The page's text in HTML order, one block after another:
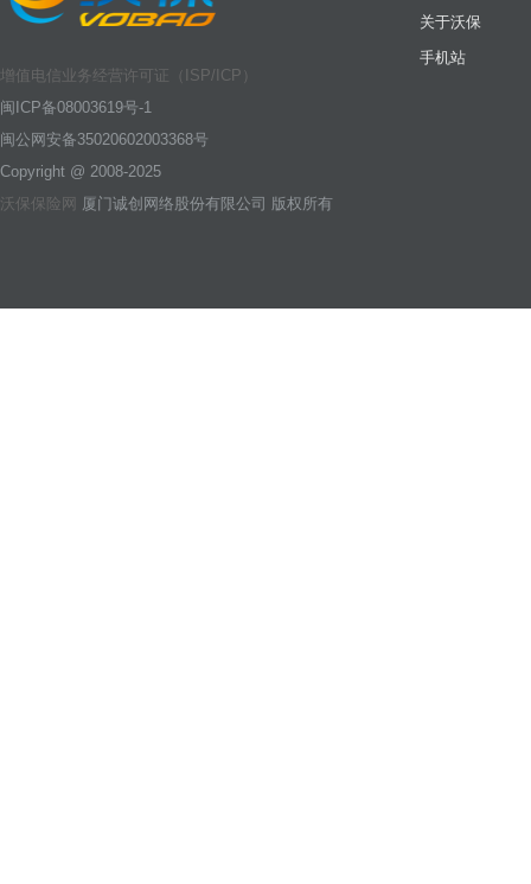
增值电信业务经营许可证（ISP/ICP）
闽ICP备08003619号-1
闽公网安备35020602003368号
Copyright @ 2008-2025
沃保保险网 厦门诚创网络股份有限公司 版权所有
关于沃保
手机站